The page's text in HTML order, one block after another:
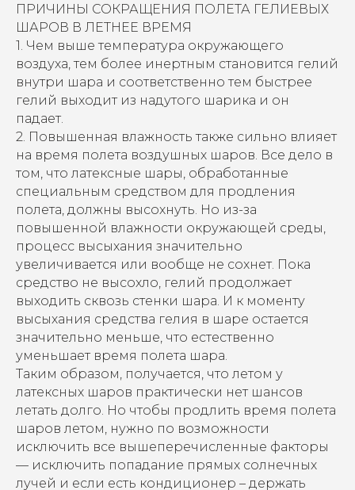
ПРИЧИНЫ СОКРАЩЕНИЯ ПОЛЕТА ГЕЛИЕВЫХ
ШАРОВ В ЛЕТНЕЕ ВРЕМЯ
1. Чем выше температура окружающего
воздуха, тем более инертным становится гелий
внутри шара и соответственно тем быстрее
гелий выходит из надутого шарика и он
падает.
2. Повышенная влажность также сильно влияет
на время полета воздушных шаров. Все дело в
том, что латексные шары, обработанные
специальным средством для продления
полета, должны высохнуть. Но из-за
повышенной влажности окружающей среды,
процесс высыхания значительно
увеличивается или вообще не сохнет. Пока
средство не высохло, гелий продолжает
выходить сквозь стенки шара. И к моменту
высыхания средства гелия в шаре остается
значительно меньше, что естественно
уменьшает время полета шара.
Таким образом, получается, что летом у
латексных шаров практически нет шансов
летать долго. Но чтобы продлить время полета
шаров летом, нужно по возможности
исключить все вышеперечисленные факторы
— исключить попадание прямых солнечных
лучей и если есть кондиционер – держать